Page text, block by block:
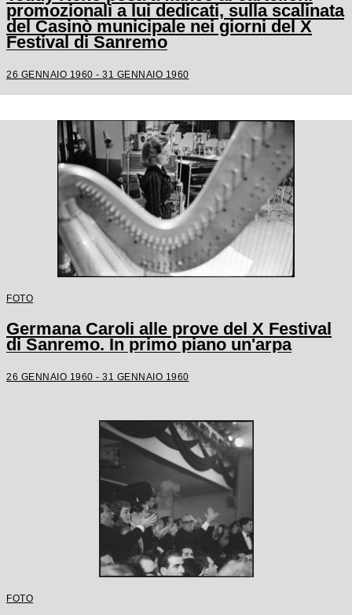
promozionali a lui dedicati, sulla scalinata
del Casinò municipale nei giorni del X
Festival di Sanremo
26 GENNAIO 1960 - 31 GENNAIO 1960
FOTO
Germana Caroli alle prove del X Festival
di Sanremo. In primo piano un'arpa
26 GENNAIO 1960 - 31 GENNAIO 1960
FOTO